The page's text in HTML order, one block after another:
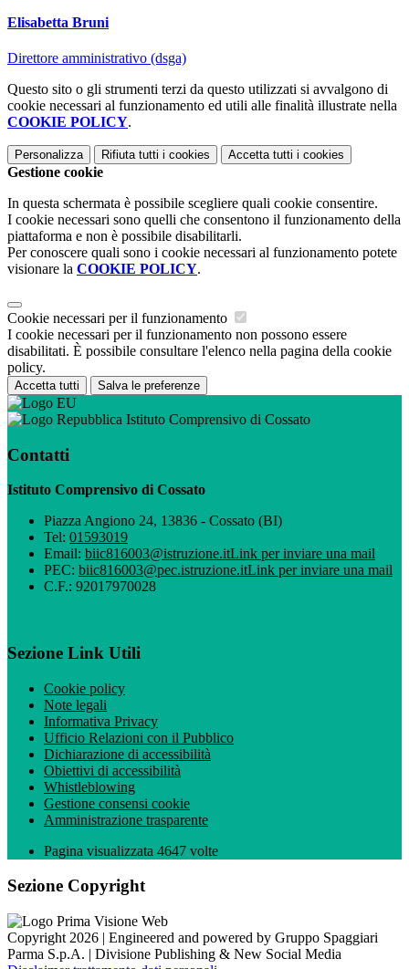
Elisabetta Bruni
Direttore amministrativo (dsga)
Questo sito o gli strumenti terzi da questo utilizzati si avvalgono di
cookie necessari al funzionamento ed utili alle finalità illustrate nella
COOKIE POLICY.
Personalizza Rifiuta tutti i cookies Accetta tutti i cookies
Gestione cookie
In questa schermata è possibile scegliere quali cookie consentire.
I cookie necessari sono quelli che consentono il funzionamento della
piattaforma e non è possibile disabilitarli.
Per conoscere quali sono i cookie necessari al funzionamento potete
visionare la COOKIE POLICY.
Cookie necessari per il funzionamento
I cookie necessari per il funzionamento non possono essere
disabilitati. È possibile consultare l'elenco nella pagina della cookie
policy.
Accetta tutti Salva le preferenze
Istituto Comprensivo di Cossato
Contatti
Istituto Comprensivo di Cossato
Piazza Angiono 24, 13836 - Cossato (BI)
Tel: 01593019
Email: biic816003@istruzione.itLink per inviare una mail
PEC: biic816003@pec.istruzione.itLink per inviare una mail
C.F.: 92017970028
Sezione Link Utili
Cookie policy
Note legali
Informativa Privacy
Ufficio Relazioni con il Pubblico
Dichiarazione di accessibilità
Obiettivi di accessibilità
Whistleblowing
Gestione consensi cookie
Amministrazione trasparente
Pagina visualizzata 4647 volte
Sezione Copyright
Copyright 2026 | Engineered and powered by Gruppo Spaggiari
Parma S.p.A. | Divisione Publishing & New Social Media